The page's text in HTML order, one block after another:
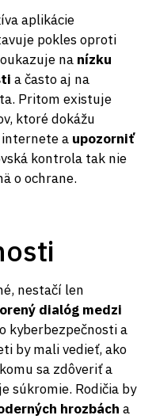
aplikácie
pokles oproti
na nízku
a často aj na
Pritom existuje
ktoré dokážu
a upozorniť
kontrola tak nie
o ochrane.
nestačí len
dialóg medzi
kyberbezpečnosti a
by mali vedieť, ako
sa zdôveriť a
súkromie. Rodičia by
hrozbách a